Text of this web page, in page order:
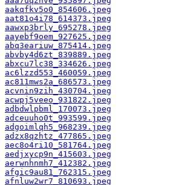
aakqfkv5o0_854606.jpeg
aat81o4i78_614373.jpeg
aawxp3brly_695278.jpeg
aayebf9oem_927625.jpeg
abq3eariuw_875414.jpeg
abvby4d6zt_839889.jpeg
abxcu7lc38_334626.jpeg
ac6lzzd553_460059.jpeg
ac811mws2a_686573.jpeg
acvnin9zih_430704.jpeg
acwpj5veeo_931822.jpeg
adbdwlpbml_170073.jpeg
adceuuho0t_993599.jpeg
adgoimlqh5_968239.jpeg
adzx8qzhtz_477865.jpeg
aec8o4ri10_581764.jpeg
aedjxycp9n_415603.jpeg
aerwnhnmh7_412382.jpeg
afgic9au81_762315.jpeg
afnluw2wr7_810693.jpeg